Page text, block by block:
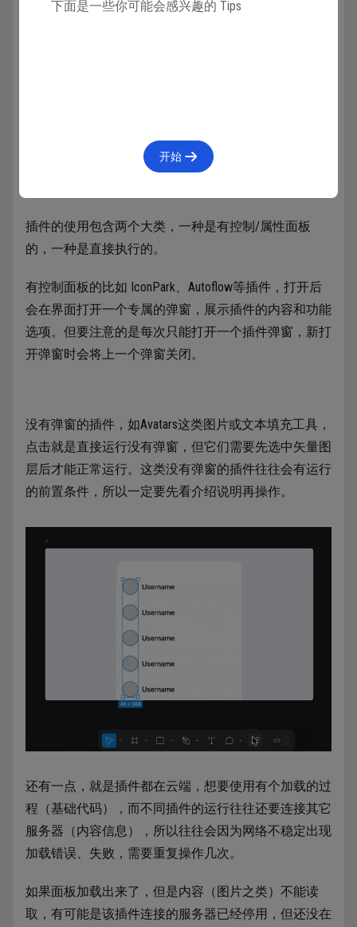
插件的使用包含两个大类，一种是有控制/属性面板
的，一种是直接执行的。
有控制面板的比如 IconPark、Autoflow等插件，打开后
会在界面打开一个专属的弹窗，展示插件的内容和功能
选项。但要注意的是每次只能打开一个插件弹窗，新打
开弹窗时会将上一个弹窗关闭。
没有弹窗的插件，如Avatars这类图片或文本填充工具，
点击就是直接运行没有弹窗，但它们需要先选中矢量图
层后才能正常运行。这类没有弹窗的插件往往会有运行
的前置条件，所以一定要先看介绍说明再操作。
还有一点，就是插件都在云端，想要使用有个加载的过
程（基础代码），而不同插件的运行往往还要连接其它
服务器（内容信息），所以往往会因为网络不稳定出现
加载错误、失败，需要重复操作几次。
如果面板加载出来了，但是内容（图片之类）不能读
取，有可能是该插件连接的服务器已经停用，但还没在
下面是一些你可能会感兴趣的 Tips
开始